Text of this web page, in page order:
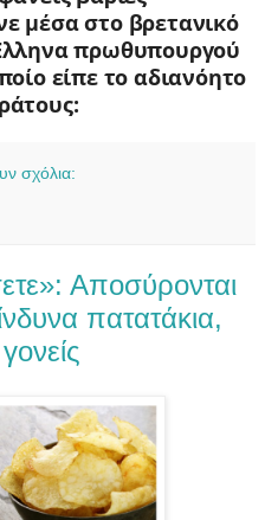
μέσα στο βρετανικό
πρωθυπουργού
είπε το αδιανόητο
σχόλια:
Αποσύρονται
πατατάκια,